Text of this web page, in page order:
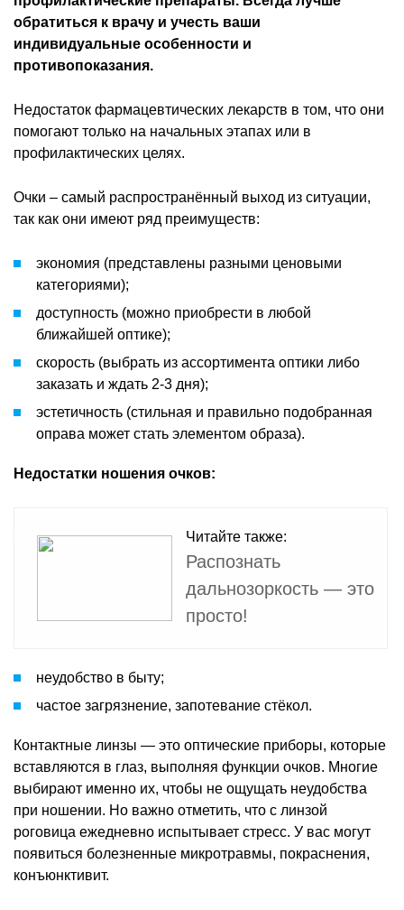
обратиться к врачу и учесть ваши
индивидуальные особенности и
противопоказания.
Недостаток фармацевтических лекарств в том, что они
помогают только на начальных этапах или в
профилактических целях.
Очки – самый распространённый выход из ситуации,
так как они имеют ряд преимуществ:
экономия (представлены разными ценовыми
категориями);
доступность (можно приобрести в любой
ближайшей оптике);
скорость (выбрать из ассортимента оптики либо
заказать и ждать 2-3 дня);
эстетичность (стильная и правильно подобранная
оправа может стать элементом образа).
Недостатки ношения очков:
Читайте также:
Распознать
дальнозоркость — это
просто!
неудобство в быту;
частое загрязнение, запотевание стёкол.
Контактные линзы — это оптические приборы, которые
вставляются в глаз, выполняя функции очков. Многие
выбирают именно их, чтобы не ощущать неудобства
при ношении. Но важно отметить, что с линзой
роговица ежедневно испытывает стресс. У вас могут
появиться болезненные микротравмы, покраснения,
конъюнктивит.